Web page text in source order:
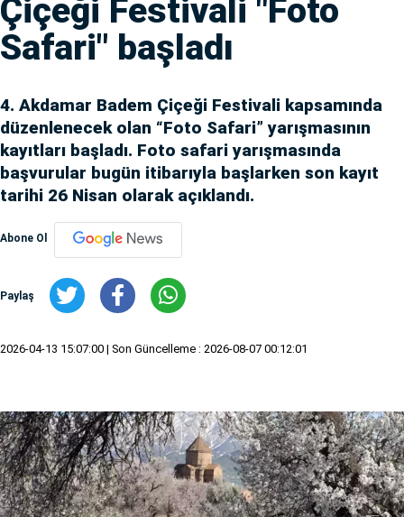
Çiçeği Festivali "Foto
Safari" başladı
4. Akdamar Badem Çiçeği Festivali kapsamında
düzenlenecek olan “Foto Safari” yarışmasının
kayıtları başladı. Foto safari yarışmasında
başvurular bugün itibarıyla başlarken son kayıt
tarihi 26 Nisan olarak açıklandı.
Abone Ol
Paylaş
2026-04-13 15:07:00 | Son Güncelleme : 2026-08-07 00:12:01